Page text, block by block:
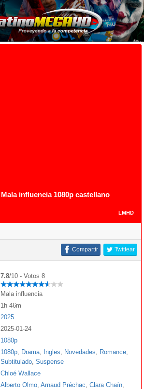
Mala influencia 1080p castellano
LMHD
Twittear
Compartir
7.8/10 - Votos 8
Mala influencia
1h 46m
2025
2025-01-24
1080p
1080p Drama Ingles Novedades Romance
Subtitulado Suspense
Chloé Wallace
Alberto Olmo Arnaud Préchac Clara Chaín